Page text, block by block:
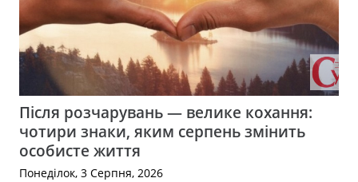
Після розчарувань — велике кохання:
чотири знаки, яким серпень змінить
особисте життя
Понеділок, 3 Серпня, 2026